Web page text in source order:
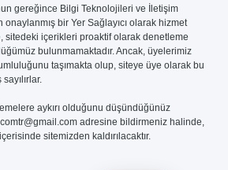
gereğince Bilgi Teknolojileri ve İletişim
onaylanmış bir Yer Sağlayıcı olarak hizmet
sitedeki içerikleri proaktif olarak denetleme
bulunmamaktadır. Ancak, üyelerimiz
taşımakta olup, siteye üye olarak bu
aykırı olduğunu düşündüğünüz
adresine bildirmeniz halinde,
sitemizden kaldırılacaktır.